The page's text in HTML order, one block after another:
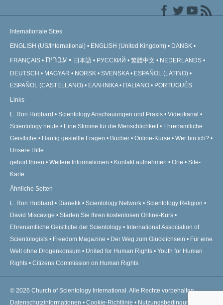
Internationale Sites
ENGLISH (US/International) ENGLISH (United Kingdom) DANSK
FRANÇAIS עברית 日本語 РУССКИЙ 繁體中文
NEDERLANDS
DEUTSCH
MAGYAR NORSK SVENSKA
ESPAÑOL (LATINO)
ESPAÑOL (CASTELLANO)
ΕΛΛΗΝΙΚA ITALIANO PORTUGUÊS
Links
L. Ron Hubbard Scientology Anschauungen und Praxis
Videokanal
Scientology heute
Eine Stimme für die Menschlichkeit
Ehrenamtliche
Geistliche
Häufig gestellte Fragen Bücher Online-Kurse
Wer bin ich?
Unsere Hilfe
gehört Ihnen
Weitere Informationen Kontakt aufnehmen Orte
Site-
Karte
Ähnliche Seiten
L. Ron Hubbard Dianetik Scientology Network
Scientology Religion
David Miscavige
Starten Sie Ihren kostenlosen Online-Kurs
Ehrenamtliche Geistliche der Scientology
International Association of
Scientologists
Freedom Magazine Der Weg zum Glücklichsein
Für eine
Welt ohne Drogenkonsum
United for Human Rights
Youth for Human
Rights
Citizens Commission on Human Rights
© 2026 Church of Scientology International.Alle Rechte vorbehalten.
Datenschutzinformationen • Cookie-Richtlinie • Nutzungsbedingungen